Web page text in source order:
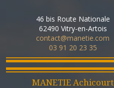
46 bis Route Nationale
62490 Vitry-en-Artois
contact@manetie.com
03 91 20 23 35
MANETIE Achicourt